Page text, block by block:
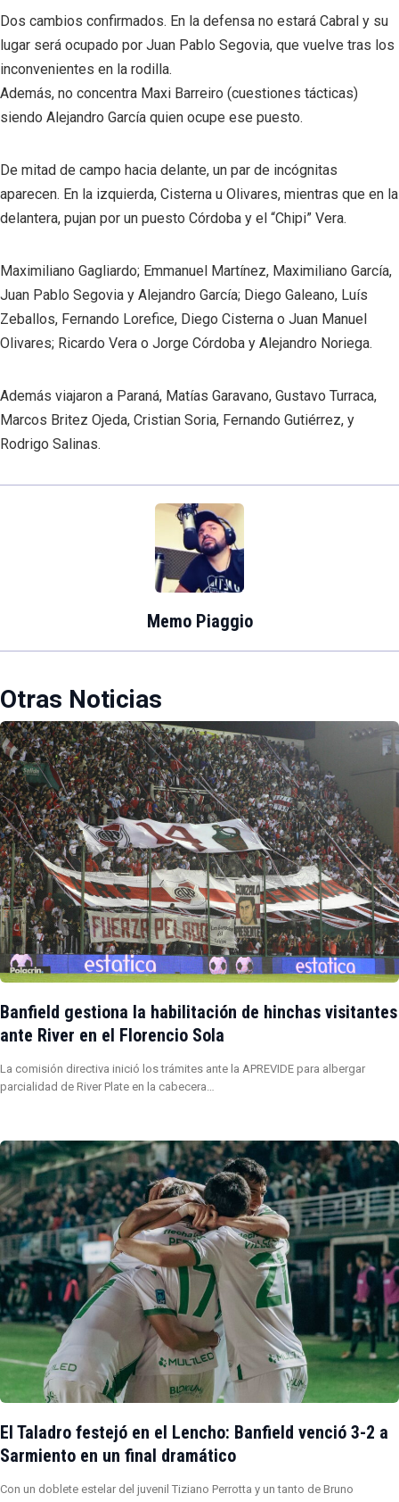
Dos cambios confirmados. En la defensa no estará Cabral y su
lugar será ocupado por Juan Pablo Segovia, que vuelve tras los
inconvenientes en la rodilla.
Además, no concentra Maxi Barreiro (cuestiones tácticas)
siendo Alejandro García quien ocupe ese puesto.
De mitad de campo hacia delante, un par de incógnitas
aparecen. En la izquierda, Cisterna u Olivares, mientras que en la
delantera, pujan por un puesto Córdoba y el “Chipi” Vera.
Maximiliano Gagliardo; Emmanuel Martínez, Maximiliano García,
Juan Pablo Segovia y Alejandro García; Diego Galeano, Luís
Zeballos, Fernando Lorefice, Diego Cisterna o Juan Manuel
Olivares; Ricardo Vera o Jorge Córdoba y Alejandro Noriega.
Además viajaron a Paraná, Matías Garavano, Gustavo Turraca,
Marcos Britez Ojeda, Cristian Soria, Fernando Gutiérrez, y
Rodrigo Salinas.
Memo Piaggio
Otras Noticias
Banfield gestiona la habilitación de hinchas visitantes
ante River en el Florencio Sola
La comisión directiva inició los trámites ante la APREVIDE para albergar
parcialidad de River Plate en la cabecera…
El Taladro festejó en el Lencho: Banfield venció 3-2 a
Sarmiento en un final dramático
Con un doblete estelar del juvenil Tiziano Perrotta y un tanto de Bruno